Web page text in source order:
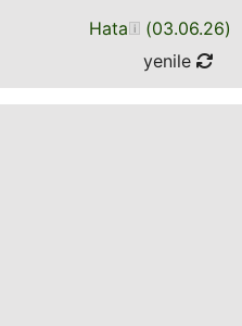
Hata (03.06.26)
yenile